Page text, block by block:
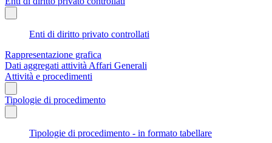
Enti di diritto privato controllati
Rappresentazione grafica
Dati aggregati attività Affari Generali
Attività e procedimenti
Tipologie di procedimento
Tipologie di procedimento - in formato tabellare